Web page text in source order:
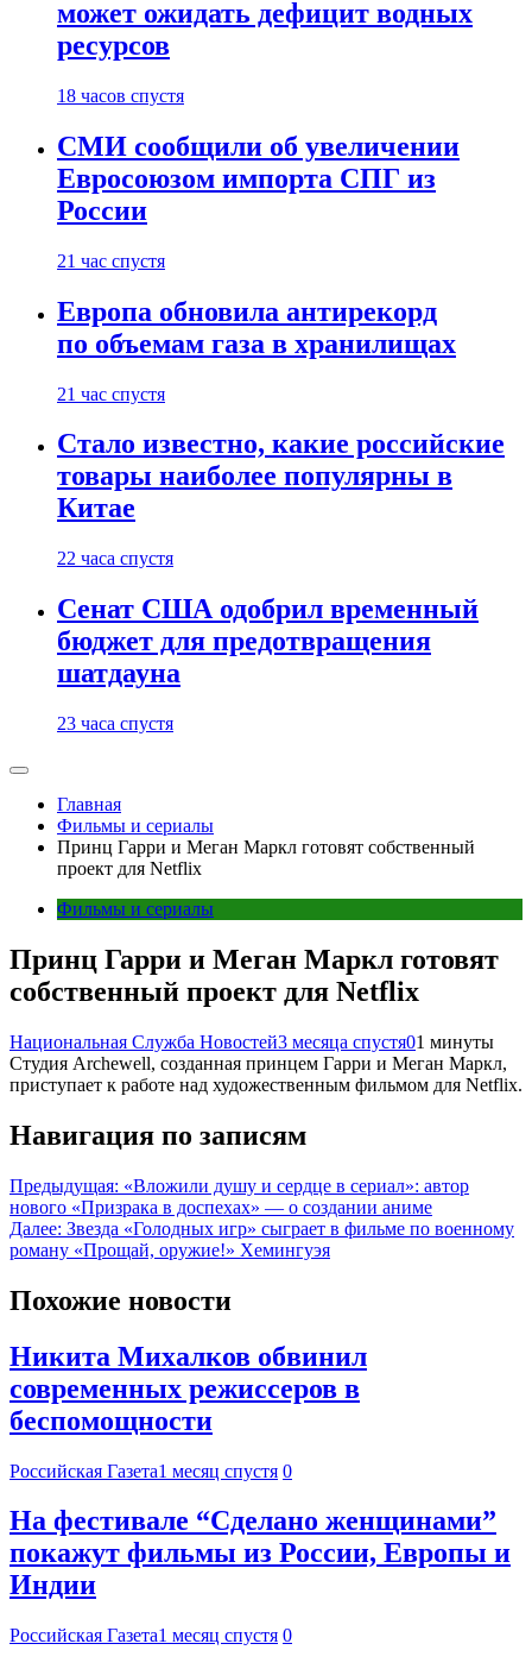
может ожидать дефицит водных
ресурсов
18 часов спустя
СМИ сообщили об увеличении
Евросоюзом импорта СПГ из
России
21 час спустя
Европа обновила антирекорд
по объемам газа в хранилищах
21 час спустя
Стало известно, какие российские
товары наиболее популярны в
Китае
22 часа спустя
Сенат США одобрил временный
бюджет для предотвращения
шатдауна
23 часа спустя
Главная
Фильмы и сериалы
Принц Гарри и Меган Маркл готовят собственный
проект для Netflix
Фильмы и сериалы
Принц Гарри и Меган Маркл готовят
собственный проект для Netflix
Национальная Служба Новостей3 месяца спустя01 минуты
Студия Archewell, созданная принцем Гарри и Меган Маркл,
приступает к работе над художественным фильмом для Netflix.
Навигация по записям
Предыдущая: «Вложили душу и сердце в сериал»: автор
нового «Призрака в доспехах» — о создании аниме
Далее: Звезда «Голодных игр» сыграет в фильме по военному
роману «Прощай, оружие!» Хемингуэя
Похожие новости
Никита Михалков обвинил
современных режиссеров в
беспомощности
Российская Газета1 месяц спустя 0
На фестивале “Сделано женщинами”
покажут фильмы из России, Европы и
Индии
Российская Газета1 месяц спустя 0